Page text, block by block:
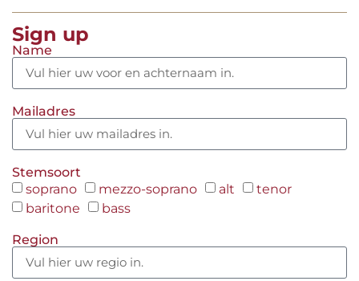
Sign up
Name
Mailadres
Stemsoort
soprano
mezzo-soprano alt
tenor
baritone
bass
Region